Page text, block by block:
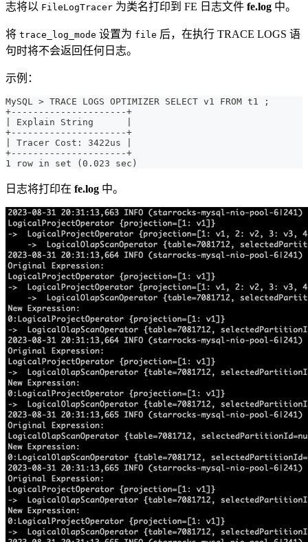
志将以 FileLogTracer 为类名打印到 FE 日志文件 fe.log 中。
将 trace_log_mode 设置为 file 后，在执行 TRACE LOGS 语
句时将不会返回任何日志。
示例：
MySQL > TRACE LOGS OPTIMIZER SELECT v1 FROM t1 ;
+---------------------+
| Explain String      |
+---------------------+
| Tracer Cost: 3422us |
+---------------------+
1 row in set (0.023 sec)
日志将打印在 fe.log 中。